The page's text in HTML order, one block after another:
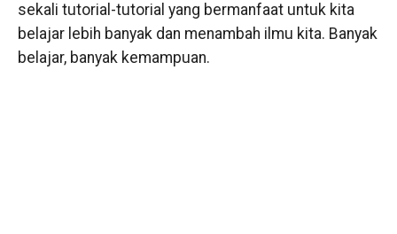
sekali tutorial-tutorial yang bermanfaat untuk kita
belajar lebih banyak dan menambah ilmu kita. Banyak
belajar, banyak kemampuan.